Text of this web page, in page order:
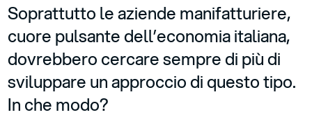
Soprattutto le aziende manifatturiere,
cuore pulsante dell’economia italiana,
dovrebbero cercare sempre di più di
sviluppare un approccio di questo tipo.
In che modo?